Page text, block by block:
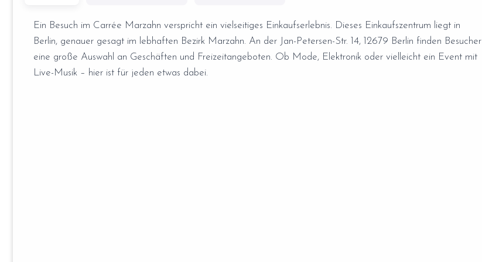
Ein Besuch im Carrée Marzahn verspricht ein vielseitiges Einkaufserlebnis. Dieses Einkaufszentrum liegt in
Berlin, genauer gesagt im lebhaften Bezirk Marzahn. An der Jan-Petersen-Str. 14, 12679 Berlin finden Besucher
eine große Auswahl an Geschäften und Freizeitangeboten. Ob Mode, Elektronik oder vielleicht ein Event mit
Live-Musik – hier ist für jeden etwas dabei.